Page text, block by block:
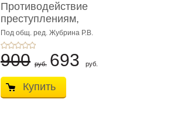
Противодействие
преступлениям,
совершаемым с ...
Под общ. ред. Жубрина Р.В.
900 руб. 693 руб.
Купить